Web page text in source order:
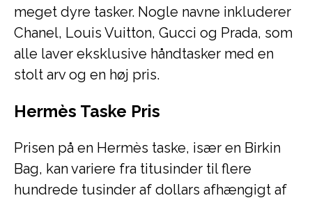
meget dyre tasker. Nogle navne inkluderer
Chanel, Louis Vuitton, Gucci og Prada, som
alle laver eksklusive håndtasker med en
stolt arv og en høj pris.
Hermès Taske Pris
Prisen på en Hermès taske, især en Birkin
Bag, kan variere fra titusinder til flere
hundrede tusinder af dollars afhængigt af